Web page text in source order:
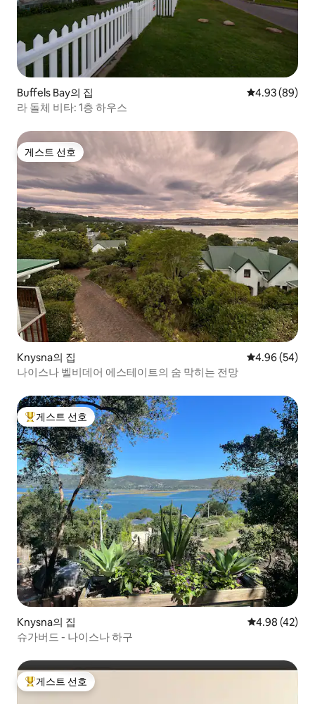
Buffels Bay의 집 평점 4.93점(5
4.93 (89)
라 돌체 비타: 1층 하우스
게스트 선호
게스트 선호
Knysna의 집 평점 4.96점(5
4.96 (54)
나이스나 벨비데어 에스테이트의 숨 막히는 전망
상위 게스트 선호
게스트 선호
Knysna의 집 평점 4.98점(5
4.98 (42)
슈가버드 - 나이스나 하구
상위 게스트 선호
게스트 선호